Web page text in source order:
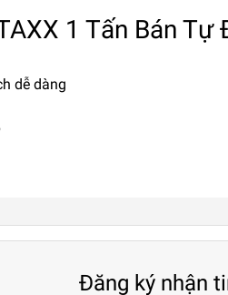
1 Tấn Bán Tự
dễ dàng
Đăng ký nhận